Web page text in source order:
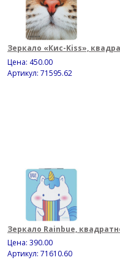
Зеркало «Кис-Kiss»,
Цена: 450.00
Артикул: 71595.62
Зеркало Rainbue,
Цена: 390.00
Артикул: 71610.60